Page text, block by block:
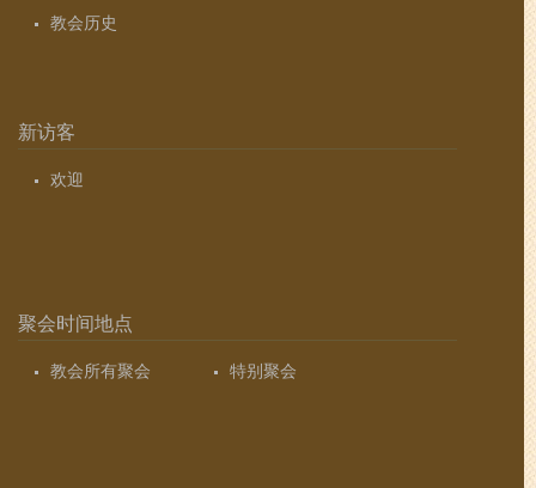
教会历史
新访客
欢迎
聚会时间地点
教会所有聚会 特别聚会